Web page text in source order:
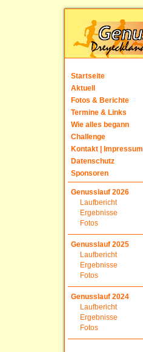
Startseite
Aktuell
Fotos & Berichte
Termine & Links
Wie alles begann
Challenge
Kontakt | Impressum
Datenschutz
Sponsoren
Genusslauf 2026
Laufbericht
Ergebnisse
Fotos
Genusslauf 2025
Laufbericht
Ergebnisse
Fotos
Genusslauf 2024
Laufbericht
Ergebnisse
Fotos